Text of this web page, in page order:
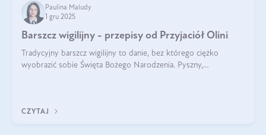
Paulina Maludy
1 gru 2025
Barszcz wigilijny - przepisy od Przyjaciół Olini
Tradycyjny barszcz wigilijny to danie, bez którego ciężko
wyobrazić sobie Święta Bożego Narodzenia. Pyszny,
CZYTAJ